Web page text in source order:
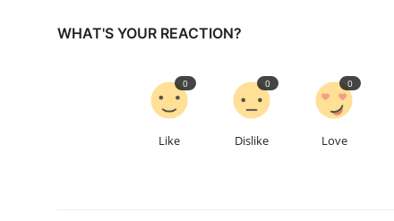
WHAT'S YOUR REACTION?
Like
0
Dislike
0
Love
0